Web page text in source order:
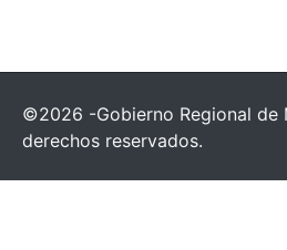
©2026 -Gobierno Regional de
derechos reservados.